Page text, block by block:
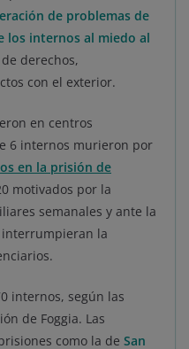
de problemas de
los internos al miedo al
derechos,
con el exterior.
en centros
6 internos murieron por
en la prisión de
motivados por la
semanales y ante la
la
internos, según las
de Foggia. Las
como la de San